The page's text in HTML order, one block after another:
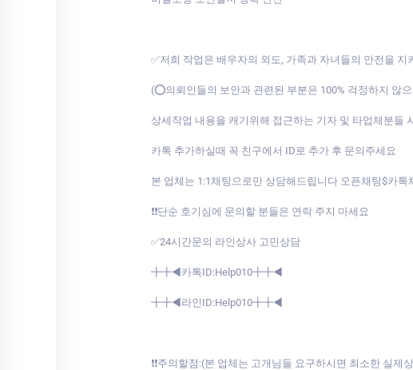
✅저희 작업은 배우자의 외도, 가족과 자녀들의 안전을
(⭕의뢰인들의 보안과 관련된 부분은 100% 걱정하지 않
상세작업 내용을 캐기위해 접근하는 기자 및 타업체분들
카톡 추가하실때 꼭 친구에서 ID로 추가 후 문의주세요
본 업체는 1:1채팅으로만 상담해드립니다 오픈채팅$카톡
❗❗단순 호기심에 문의할 분들은 연락 주지 마세요
✅24시간문의 라인상사 고민상담
╋╋◀카톡ID:Help010╋╋◀
╋╋◀라인ID:Help010╋╋◀
❗❗주의할점:(본 업체는 고개님들 요구하시면 최소한 실